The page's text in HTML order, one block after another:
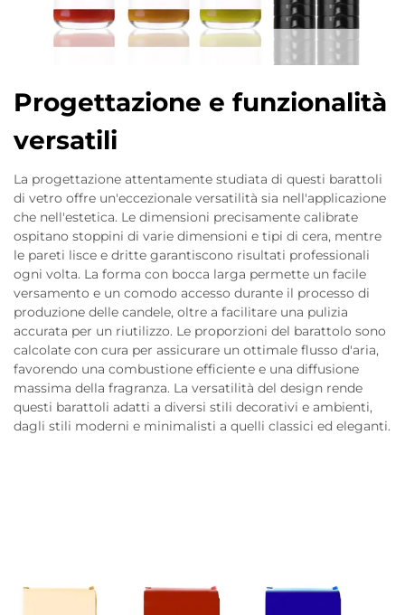
Progettazione e funzionalità
versatili
La progettazione attentamente studiata di questi barattoli
di vetro offre un'eccezionale versatilità sia nell'applicazione
che nell'estetica. Le dimensioni precisamente calibrate
ospitano stoppini di varie dimensioni e tipi di cera, mentre
le pareti lisce e dritte garantiscono risultati professionali
ogni volta. La forma con bocca larga permette un facile
versamento e un comodo accesso durante il processo di
produzione delle candele, oltre a facilitare una pulizia
accurata per un riutilizzo. Le proporzioni del barattolo sono
calcolate con cura per assicurare un ottimale flusso d'aria,
favorendo una combustione efficiente e una diffusione
massima della fragranza. La versatilità del design rende
questi barattoli adatti a diversi stili decorativi e ambienti,
dagli stili moderni e minimalisti a quelli classici ed eleganti.